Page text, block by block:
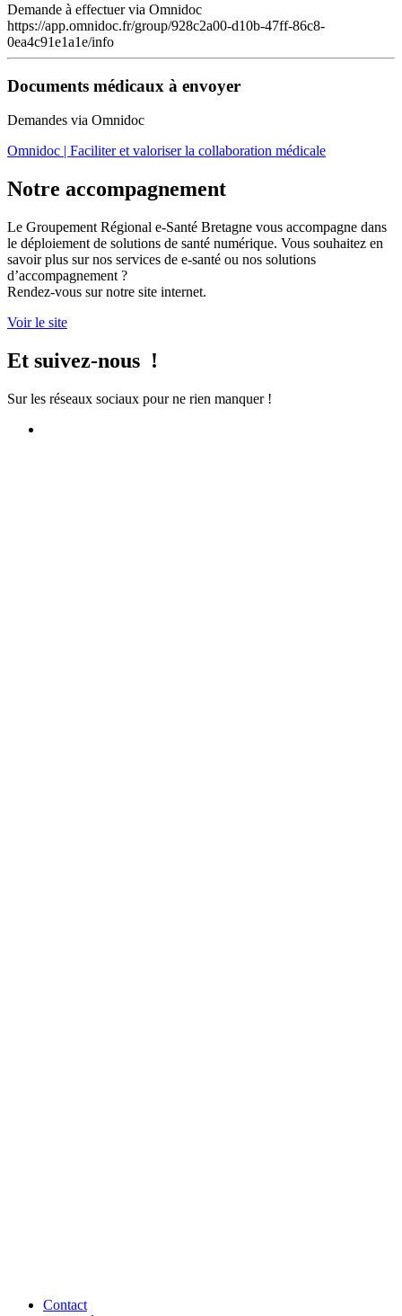
Demande à effectuer via Omnidoc
https://app.omnidoc.fr/group/928c2a00-d10b-47ff-86c8-
0ea4c91e1a1e/info
Documents médicaux à envoyer
Demandes via Omnidoc
Omnidoc | Faciliter et valoriser la collaboration médicale
Notre accompagnement
Le Groupement Régional e-Santé Bretagne vous accompagne dans
le déploiement de solutions de santé numérique. Vous souhaitez en
savoir plus sur nos services de e-santé ou nos solutions
d’accompagnement ?
Rendez-vous sur notre site internet.
Voir le site
Et suivez-nous !
Sur les réseaux sociaux pour ne rien manquer !
Contact